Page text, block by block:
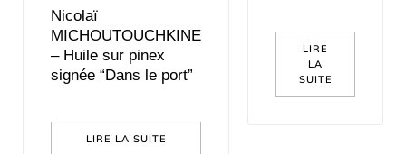
Nicolaï
MICHOUTOUCHKINE
– Huile sur pinex
signée “Dans le port”
LIRE LA SUITE
LIRE
LA
SUITE